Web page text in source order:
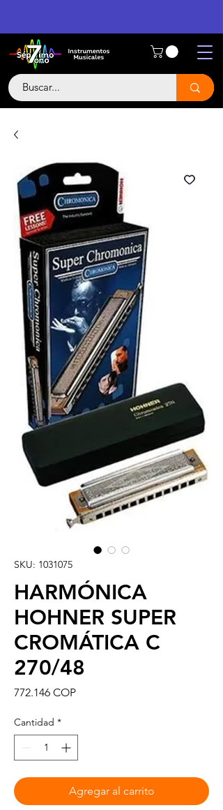
SKU: 1031075
HARMÓNICA
HOHNER SUPER
CROMÁTICA C
270/48
772.146 COPPrecio
Cantidad *
Agregar al carrito